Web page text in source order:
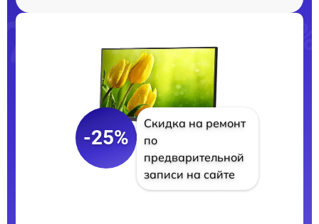
-25%
Скидка на ремонт
по
предварительной
записи на сайте